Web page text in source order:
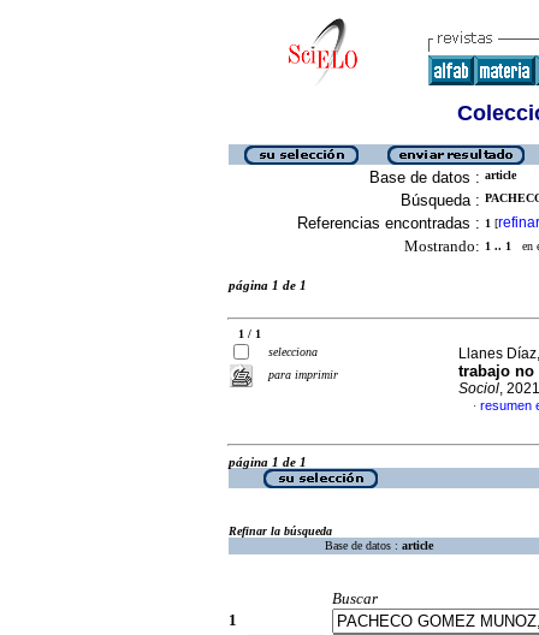
Base de datos : article
Búsqueda :
Referencias encontradas : 1 [refinar
Mostrando: 1 .. 1 en
página 1 de 1
1 / 1
selecciona
para imprimir
Llanes
trabajo no
Sociol,
· resumen
página 1 de 1
Refinar la búsqueda
Base de datos : article
Buscar
1